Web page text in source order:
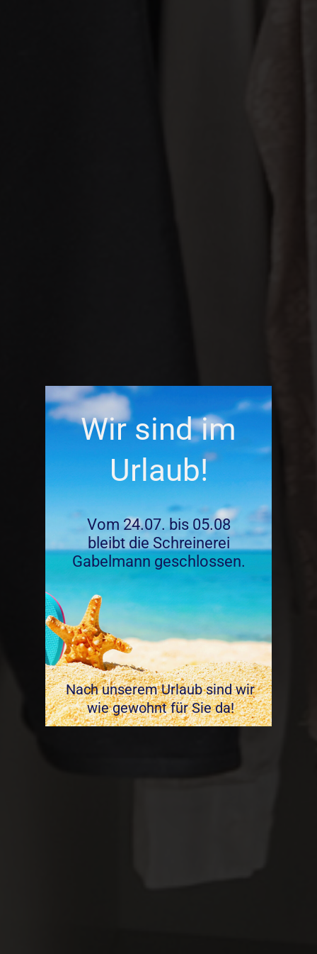
Wir sind im
Urlaub!
Vom 24.07. bis 05.08
bleibt die Schreinerei
Gabelmann geschlossen.
Nach unserem Urlaub sind wir
wie gewohnt für Sie da!